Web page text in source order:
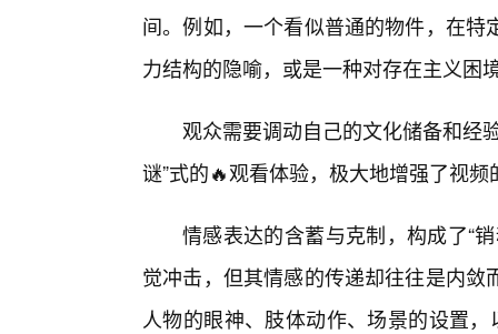
间。例如，一个看似普通的物件，在
力结构的隐喻，或是一种对存在主义困
观众需要调动自己的文化储备和经
谜”式的🔥观看体验，极大地增强了视
情感表达的含蓄与克制，构成了“
觉冲击，但其情感的传递却往往是内
人物的眼神、肢体动作、场景的设置